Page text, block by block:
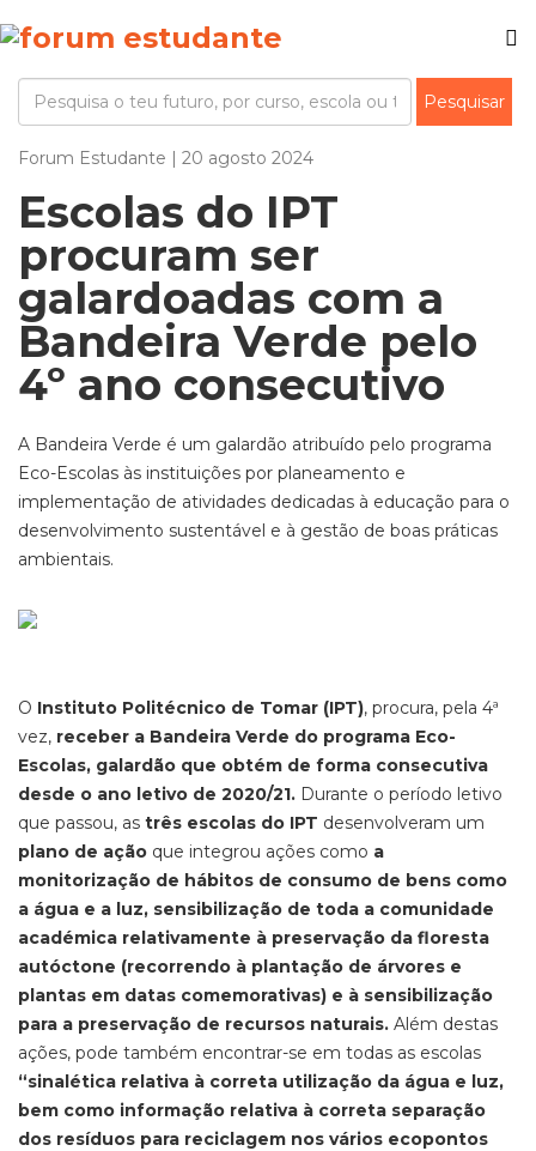
Forum Estudante | 20 agosto 2024
Escolas do IPT
procuram ser
galardoadas com a
Bandeira Verde pelo
4º ano consecutivo
A Bandeira Verde é um galardão atribuído pelo programa
Eco-Escolas às instituições por planeamento e
implementação de atividades dedicadas à educação para o
desenvolvimento sustentável e à gestão de boas práticas
ambientais.
O Instituto Politécnico de Tomar (IPT), procura, pela 4ª
vez, receber a Bandeira Verde do programa Eco-
Escolas, galardão que obtém de forma consecutiva
desde o ano letivo de 2020/21. Durante o período letivo
que passou, as três escolas do IPT desenvolveram um
plano de ação que integrou ações como a
monitorização de hábitos de consumo de bens como
a água e a luz, sensibilização de toda a comunidade
académica relativamente à preservação da floresta
autóctone (recorrendo à plantação de árvores e
plantas em datas comemorativas) e à sensibilização
para a preservação de recursos naturais. Além destas
ações, pode também encontrar-se em todas as escolas
“sinalética relativa à correta utilização da água e luz,
bem como informação relativa à correta separação
dos resíduos para reciclagem nos vários ecopontos